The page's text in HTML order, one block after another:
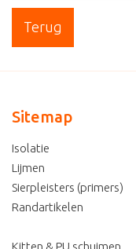
Terug
Sitemap
Isolatie
Lijmen
Sierpleisters (primers)
Randartikelen
Kitten & PU schuimen